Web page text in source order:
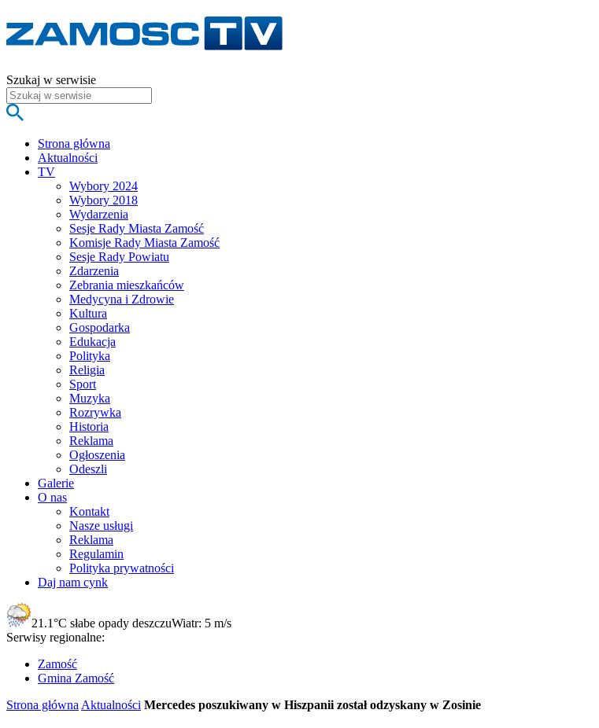
Szukaj w serwisie
Strona główna
Aktualności
TV
Wybory 2024
Wybory 2018
Wydarzenia
Sesje Rady Miasta Zamość
Komisje Rady Miasta Zamość
Sesje Rady Powiatu
Zdarzenia
Zebrania mieszkańców
Medycyna i Zdrowie
Kultura
Gospodarka
Edukacja
Polityka
Religia
Sport
Muzyka
Rozrywka
Historia
Reklama
Ogłoszenia
Odeszli
Galerie
O nas
Kontakt
Nasze usługi
Reklama
Regulamin
Polityka prywatności
Daj nam cynk
21.1°C słabe opady deszczuWiatr: 5 m/s
Serwisy regionalne:
Zamość
Gmina Zamość
Strona główna Aktualności Mercedes poszukiwany w Hiszpanii został odzyskany w Zosinie